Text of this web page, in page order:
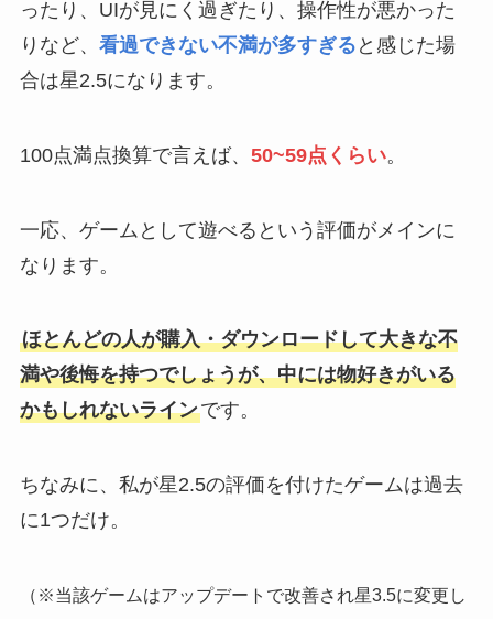
ったり、UIが見にく過ぎたり、操作性が悪かった
りなど、 看過できない不満が多すぎる と感じた場
合は星2.5になります。
100点満点換算で言えば、 50~59点くらい。
一応、ゲームとして遊べるという評価がメインに
なります。
ほとんどの人が購入・ダウンロードして大きな不
満や後悔を持つでしょうが、中には物好きがいる
かもしれないラインです。
ちなみに、私が星2.5の評価を付けたゲームは過去
に1つだけ。
（※当該ゲームはアップデートで改善され星3.5に変更し